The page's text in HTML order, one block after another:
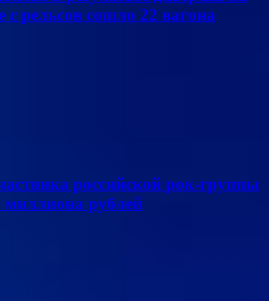
с рельсов сошло 22 вагона
российской рок-группы
миллиона рублей